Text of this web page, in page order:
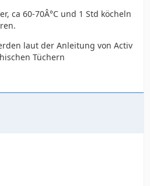
ca 60-70Â°C und 1 Std köcheln
laut der Anleitung von Activ
Tüchern